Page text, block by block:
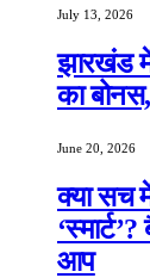
July 13, 2026
झारखंड
का
June 20, 2026
क्या सच
आप